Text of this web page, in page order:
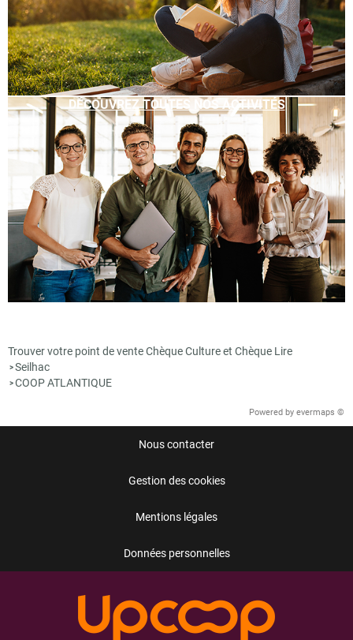
DÉCOUVREZ TOUTES NOS ACTIVITÉS
Trouver votre point de vente Chèque Culture et Chèque Lire
>Seilhac
>COOP ATLANTIQUE
Powered by evermaps ©
Nous contacter
Gestion des cookies
Mentions légales
Données personnelles